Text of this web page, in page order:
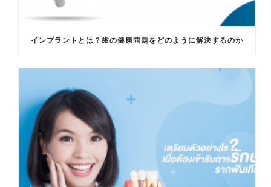
インプラントとは？歯の健康問題をどのように解決するのか